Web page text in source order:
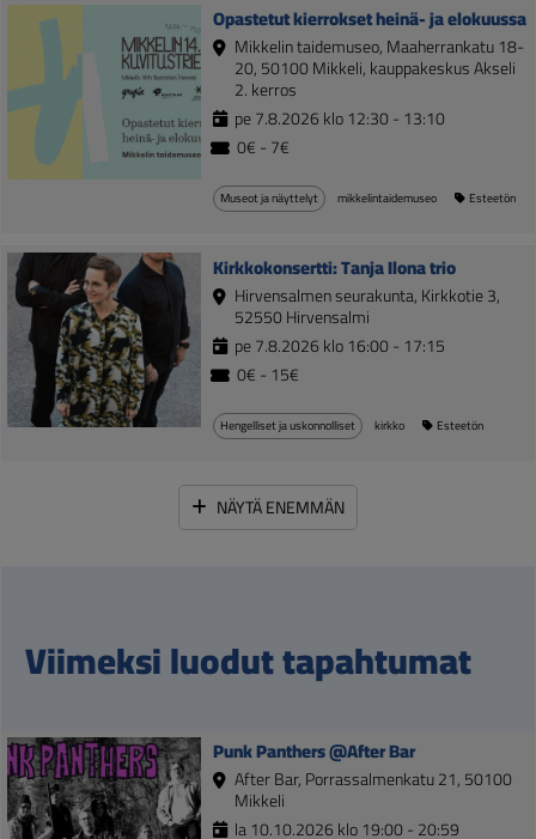
Opastetut kierrokset heinä- ja elokuussa
Mikkelin taidemuseo, Maaherrankatu 18-
20, 50100 Mikkeli, kauppakeskus Akseli
2. kerros
pe 7.8.2026 klo 12:30 - 13:10
0€ - 7€
Museot ja näyttelyt mikkelintaidemuseo Esteetön
Kirkkokonsertti: Tanja Ilona trio
Hirvensalmen seurakunta, Kirkkotie 3,
52550 Hirvensalmi
pe 7.8.2026 klo 16:00 - 17:15
0€ - 15€
Hengelliset ja uskonnolliset kirkko Esteetön
NÄYTÄ ENEMMÄN
Viimeksi luodut tapahtumat
Punk Panthers @After Bar
After Bar, Porrassalmenkatu 21, 50100
Mikkeli
la 10.10.2026 klo 19:00 - 20:59